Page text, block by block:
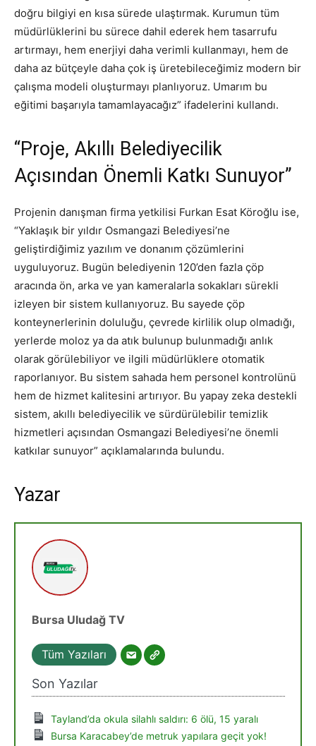
doğru bilgiyi en kısa sürede ulaştırmak. Kurumun tüm
müdürlüklerini bu sürece dahil ederek hem tasarrufu
artırmayı, hem enerjiyi daha verimli kullanmayı, hem de
daha az bütçeyle daha çok iş üretebileceğimiz modern bir
çalışma modeli oluşturmayı planlıyoruz. Umarım bu
eğitimi başarıyla tamamlayacağız” ifadelerini kullandı.
“Proje, Akıllı Belediyecilik
Açısından Önemli Katkı Sunuyor”
Projenin danışman firma yetkilisi Furkan Esat Köroğlu ise,
“Yaklaşık bir yıldır Osmangazi Belediyesi’ne
geliştirdiğimiz yazılım ve donanım çözümlerini
uyguluyoruz. Bugün belediyenin 120’den fazla çöp
aracında ön, arka ve yan kameralarla sokakları sürekli
izleyen bir sistem kullanıyoruz. Bu sayede çöp
konteynerlerinin doluluğu, çevrede kirlilik olup olmadığı,
yerlerde moloz ya da atık bulunup bulunmadığı anlık
olarak görülebiliyor ve ilgili müdürlüklere otomatik
raporlanıyor. Bu sistem sahada hem personel kontrolünü
hem de hizmet kalitesini artırıyor. Bu yapay zeka destekli
sistem, akıllı belediyecilik ve sürdürülebilir temizlik
hizmetleri açısından Osmangazi Belediyesi’ne önemli
katkılar sunuyor” açıklamalarında bulundu.
Yazar
Bursa Uludağ TV
Tüm Yazıları
Son Yazılar
Tayland’da okula silahlı saldırı: 6 ölü, 15 yaralı
Bursa Karacabey’de metruk yapılara geçit yok!